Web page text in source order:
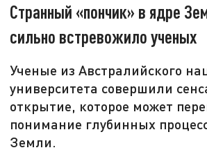
Странный «пончик» в ядре
сильно встревожило ученых
Ученые из Австралийского
университета совершили
открытие, которое может
понимание глубинных
Земли.